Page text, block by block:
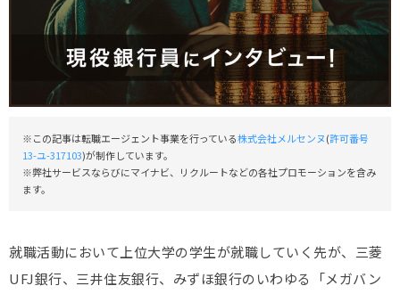
※この記事は転職エージェント事業を行っている株式会社メルセンヌ(許可番号
13-ユ-317103)が制作しています。
※弊社サービスならびにマイナビ、リクルートなどの各社プロモーションを含み
ます。
就職活動において上位大学の学生が就職していく先が、三菱
UFJ銀行、三井住友銀行、みずほ銀行のいわゆる「メガバン